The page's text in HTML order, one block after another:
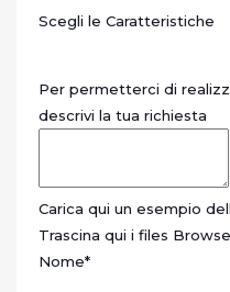
Scegli le Caratteristiche
Per permetterci di
descrivi la tua richiesta
Carica qui un esempio
Trascina qui i files
Nome*